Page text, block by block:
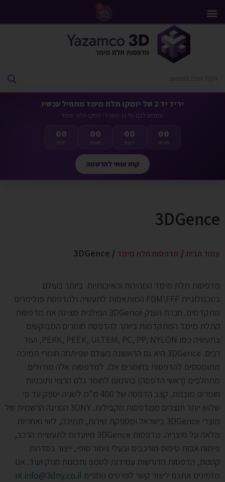
0
יריד יד 2 של יזמקו תלת מימד מתחיל עכשיו
מחכים לכם על גג משרדי יזמקו תלת מימד
00
ימים
00
שעות
00
דקות
00
שניות
קחו אותי להרשמה
3DGence
עמוד הבית / מדפסות תלת מימד / 3DGence
מדפסות תלת מימד המהירות והאיכותיות ביותר בעולם
בטכנולוגיית FDM\FFF המותאמות לתעשיה ולהדפסת פולימרים
מתקדמים. חברת הענק 3DGence הפולנית מציגה את מדפסות
התלת מימד המתקדמות ביותר להדפסת חומרים המבוקשים
בתעשיה כמו PEKK, PEEK, ULTEM, PC, PP, NYLON, ועוד
רבים. 3DGence היא גם הראשונה בעולם שפיתחה חומרי תמיכה
מתומססים להדפסות בחומרים אלו. למדפסות אלה מודולים
מתחלפים (ראשי הדפסה) בהתאם לחומר גלם הרצוי ותוכניות
חומרים מובנות. קצב הדפסה של 400 מ"מ לשניה יספק עד פי
שלוש יותר תוצרים ממדפסות מקבילות. 3DNY הנציגה הרשמית של
מוצרי 3DGence בישראל ומספקת שירות, תמיכה, ליווי ואחריות
מלאה על מוצריה. מדפסות 3DGence מיועדות לתעשיית הרכב,
פיתוח אבות טיפוס מורכבים ובעלי גימור סופי, ייצור בסדרות
קטנות, הדפסות הדורשות עמידות לטמפ ותכונות חוזק ועוד. אנו
מזמינים אתכם ליצור קשר לפרטים נוספים info@3dny.co.il או